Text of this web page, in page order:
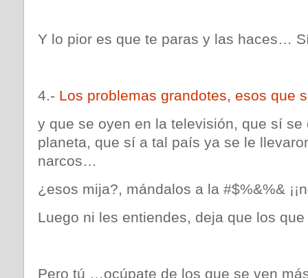
Y lo pior es que te paras y las haces…
4.- Los problemas grandotes, esos que
y que se oyen en la televisión, que sí se
planeta, que sí a tal país ya se le
narcos…
¿esos mija?, mándalos a la #$%&%&
Luego ni les entiendes, deja que los
Pero tú …ocúpate de los que se ven